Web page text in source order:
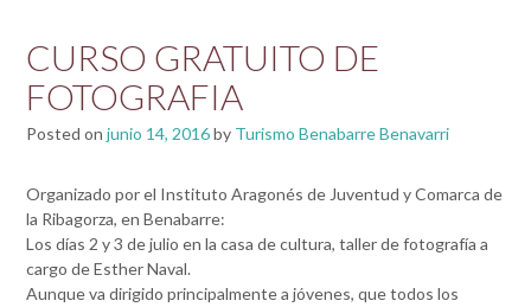
CURSO GRATUITO DE
FOTOGRAFIA
Posted on junio 14, 2016by Turismo Benabarre Benavarri
Organizado por el Instituto Aragonés de Juventud y Comarca de
la Ribagorza, en Benabarre:
Los días 2 y 3 de julio en la casa de cultura, taller de fotografía a
cargo de Esther Naval.
Aunque va dirigido principalmente a jóvenes, que todos los